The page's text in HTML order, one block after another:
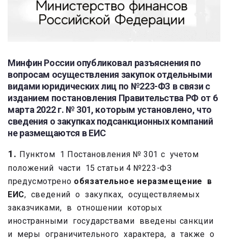
Минфин России опубликовал разъяснения по
вопросам осуществления закупок отдельными
видами юридических лиц по №223-ФЗ в связи с
изданием постановления Правительства РФ от 6
марта 2022 г. № 301, которым установлено, что
сведения о закупках подсанкционных компаний
не размещаются в ЕИС
1. Пунктом 1 Постановления № 301 с учетом
положений части 15 статьи 4 №223-ФЗ
предусмотрено обязательное неразмещение в
ЕИС, сведений о закупках, осуществляемых
заказчиками, в отношении которых
иностранными государствами введены санкции
и меры ограничительного характера, а также о